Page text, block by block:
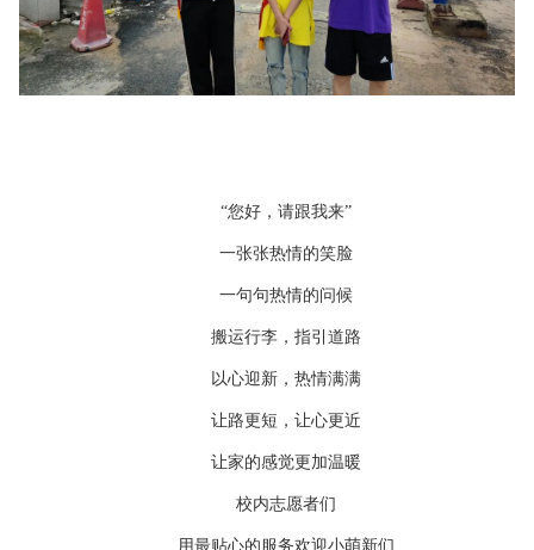
“您好，请跟我来”
一张张热情的笑脸
一句句热情的问候
搬运行李，指引道路
以心迎新，热情满满
让路更短，让心更近
让家的感觉更加温暖
校内志愿者们
用最贴心的服务欢迎小萌新们